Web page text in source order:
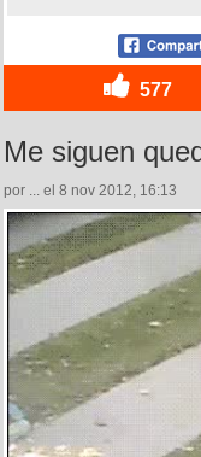
577
Me siguen
por ... el 8 nov 2012, 16:13